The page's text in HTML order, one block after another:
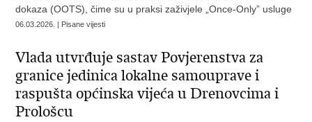
dokaza (OOTS), čime su u praksi zaživjele „Once-Only” usluge
06.03.2026. | Pisane vijesti
Vlada utvrđuje sastav Povjerenstva za
granice jedinica lokalne samouprave i
raspušta općinska vijeća u Drenovcima i
Prološcu